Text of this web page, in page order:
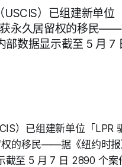
）已组建新单位
获永久居留权的移民
部数据显示截至 5 月
）已组建新单位「LPR
的移民——据《纽约时报
截至 5 月 7 日 2890 个